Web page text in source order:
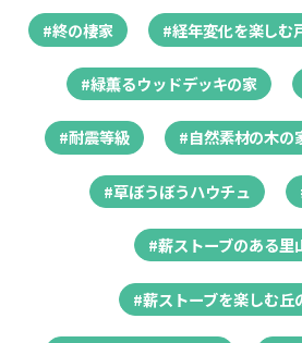
#終の棲家 #経年変化を楽しむ
#緑薫るウッドデッキの家
#耐震等級 #自然素材の木の
#草ぼうぼうハウチュ
#薪ストーブのある里
#薪ストーブを楽しむ丘